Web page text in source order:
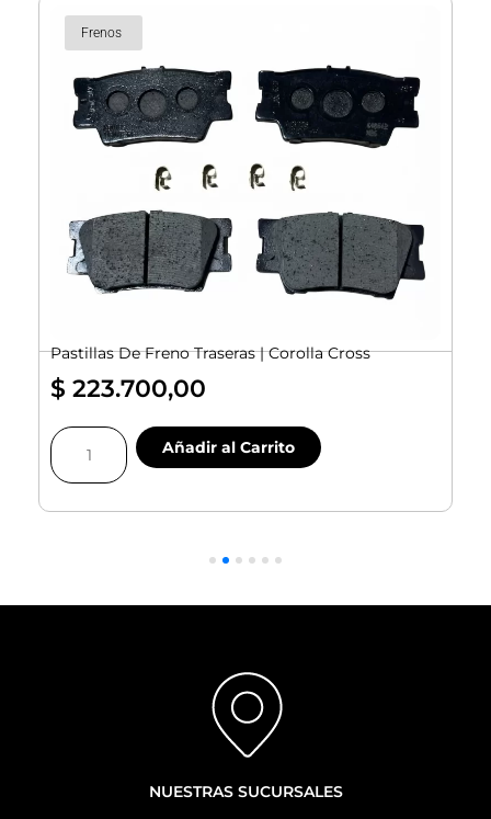
Frenos
Pastillas De Freno Traseras | Corolla Cross
$ 223.700,00
Pastillas
Freno
cantidad
Añadir al Carrito
NUESTRAS SUCURSALES